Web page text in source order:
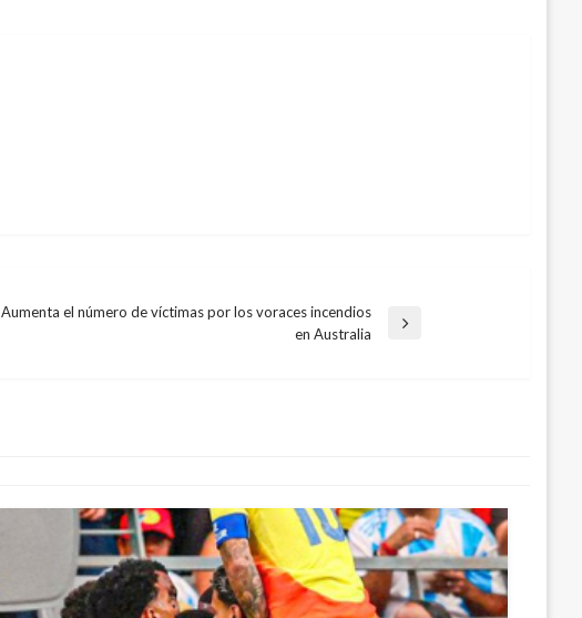
Aumenta el número de víctimas por los voraces incendios
en Australia